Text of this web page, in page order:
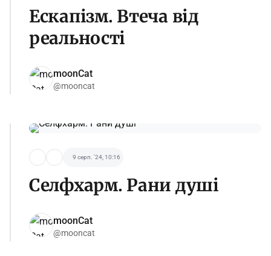
Ескапізм. Втеча від
реальності
moonCat
@mooncat
9 серп. '24, 10:16
Селфхарм. Рани душі
moonCat
@mooncat